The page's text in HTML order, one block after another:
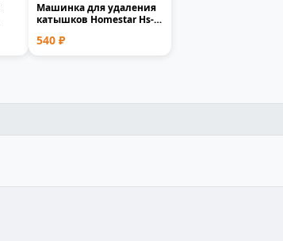
Машинка для удаления
катышков Homestar Hs-
540 ₽